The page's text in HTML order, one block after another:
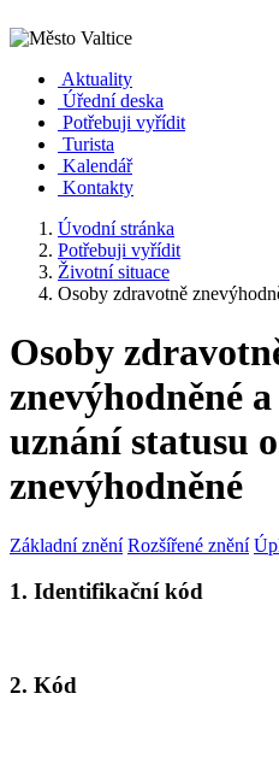
Aktuality
Úřední deska
Potřebuji vyřídit
Turista
Kalendář
Kontakty
Úvodní stránka
Potřebuji vyřídit
Životní situace
Osoby zdravotně
Osoby
znevýhodněné
uznání statusu
znevýhodněné
Základní znění Rozšířené znění
1. Identifikační kód
2. Kód